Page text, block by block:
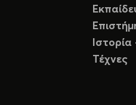
Τέχνες